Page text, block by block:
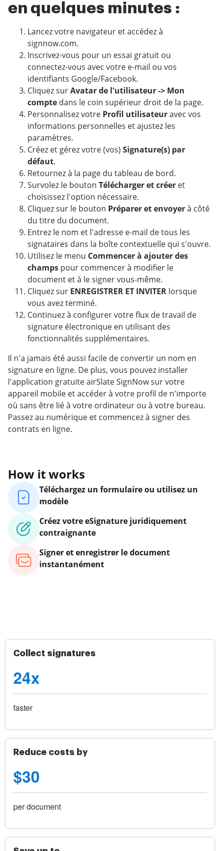
en quelques minutes :
Lancez votre navigateur et accédez à
signnow.com.
Inscrivez-vous pour un essai gratuit ou
connectez-vous avec votre e-mail ou vos
identifiants Google/Facebook.
Cliquez surAvatar de l'utilisateur -> Mon
compte dans le coin supérieur droit de la page.
Personnalisez votre Profil utilisateuravec vos
informations personnelles et ajustez les
paramètres.
Créez et gérez votre (vos) Signature(s) par
défaut.
Retournez à la page du tableau de bord.
Survolez le bouton Télécharger et créer et
choisissez l'option nécessaire.
Cliquez sur le bouton Préparer et envoyerà côté
du titre du document.
Entrez le nom et l'adresse e-mail de tous les
signataires dans la boîte contextuelle qui s'ouvre.
Utilisez le menu Commencer à ajouter des
champs pour commencer à modifier le
document et à le signer vous-même.
Cliquez sur ENREGISTRER ET INVITER lorsque
vous avez terminé.
Continuez à configurer votre flux de travail de
signature électronique en utilisant des
fonctionnalités supplémentaires.
Il n'a jamais été aussi facile de convertir un nom en
signature en ligne. De plus, vous pouvez installer
l'application gratuite airSlate SignNow sur votre
appareil mobile et accéder à votre profil de n'importe
où sans être lié à votre ordinateur ou à votre bureau.
Passez au numérique et commencez à signer des
contrats en ligne.
How it works
Téléchargez un formulaire ou utilisez un
modèle
Créez votre eSignature juridiquement
contraignante
Signer et enregistrer le document
instantanément
Collect signatures
24x
faster
Reduce costs by
$30
per document